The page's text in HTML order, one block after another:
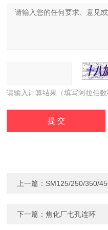
请输入计算结果（填写阿拉伯
上一篇： SM125/250/350/
下一篇：焦化厂七孔连环